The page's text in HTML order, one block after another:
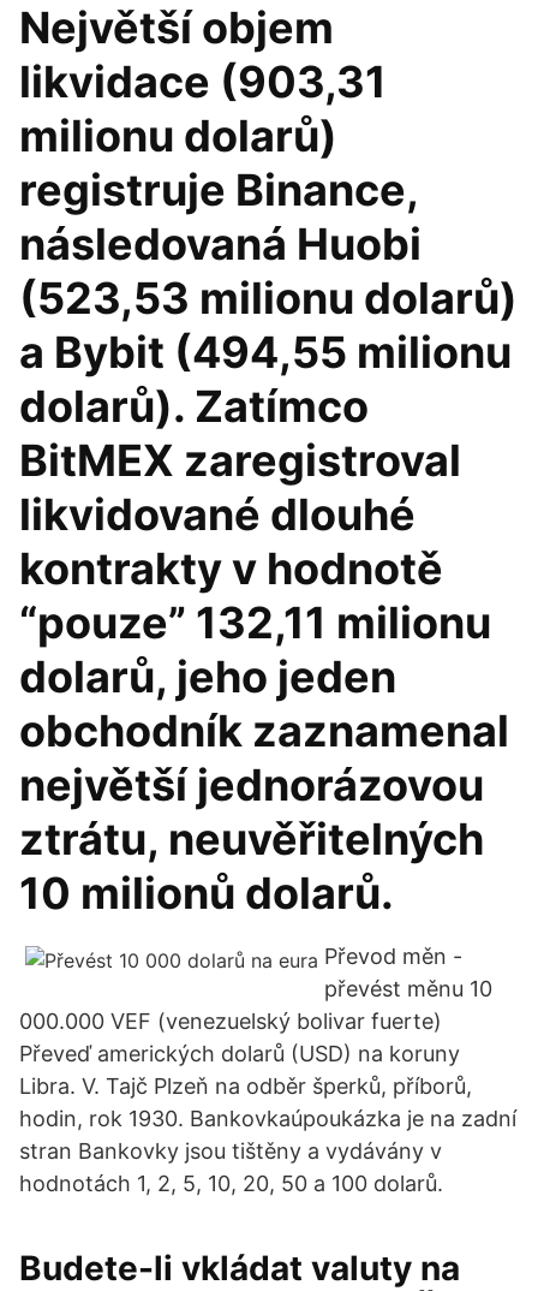
Největší objem
likvidace (903,31
milionu dolarů)
registruje Binance,
následovaná Huobi
(523,53 milionu dolarů)
a Bybit (494,55 milionu
dolarů). Zatímco
BitMEX zaregistroval
likvidované dlouhé
kontrakty v hodnotě
“pouze” 132,11 milionu
dolarů, jeho jeden
obchodník zaznamenal
největší jednorázovou
ztrátu, neuvěřitelných
10 milionů dolarů.
Převod měn -
převést měnu 10
000.000 VEF (venezuelský bolivar fuerte)
Převeď amerických dolarů (USD) na koruny
Libra. V. Tajč Plzeň na odběr šperků, příborů,
hodin, rok 1930. Bankovkaúpoukázka je na zadní
stran Bankovky jsou tištěny a vydávány v
hodnotách 1, 2, 5, 10, 20, 50 a 100 dolarů.
Budete-li vkládat valuty na